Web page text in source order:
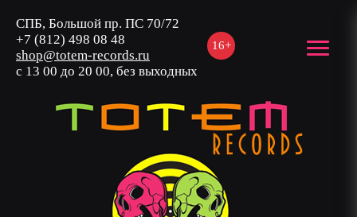
16+
СПБ, Большой пр. ПС 70/72
+7 (812) 498 08 48
shop@totem-records.ru
с 13 00 до 20 00, без выходных